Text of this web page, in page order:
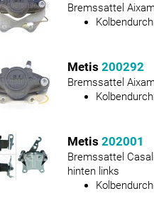
Bremssattel
Metis 200292
Bremssattel
Metis 202001
Bremssattel
hinten links